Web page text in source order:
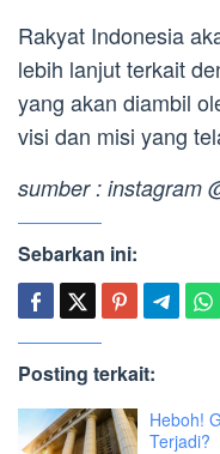
Rakyat Indonesia
lebih lanjut terkait
yang akan diambil
visi dan misi yang
sumber : instagram
Sebarkan ini:
Posting terkait:
Heboh!
Terjadi?